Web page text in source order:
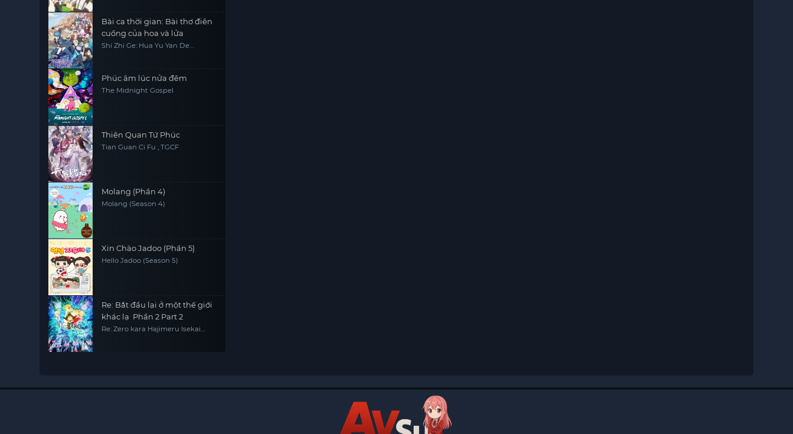
Bài ca thời gian: Bài thơ điên
cuồng của hoa và lửa
Shi Zhi Ge: Hua Yu Yan De
Phúc âm lúc nửa đêm
The Midnight Gospel
Thiên Quan Tứ Phúc
Tian Guan Ci Fu , TGCF
Molang (Phần 4)
Molang (Season 4)
Xin Chào Jadoo (Phần 5)
Hello Jadoo (Season 5)
Re: Bắt đầu lại ở một thế giới
khác lạ Phần 2 Part 2
Re: Zero kara Hajimeru Isekai